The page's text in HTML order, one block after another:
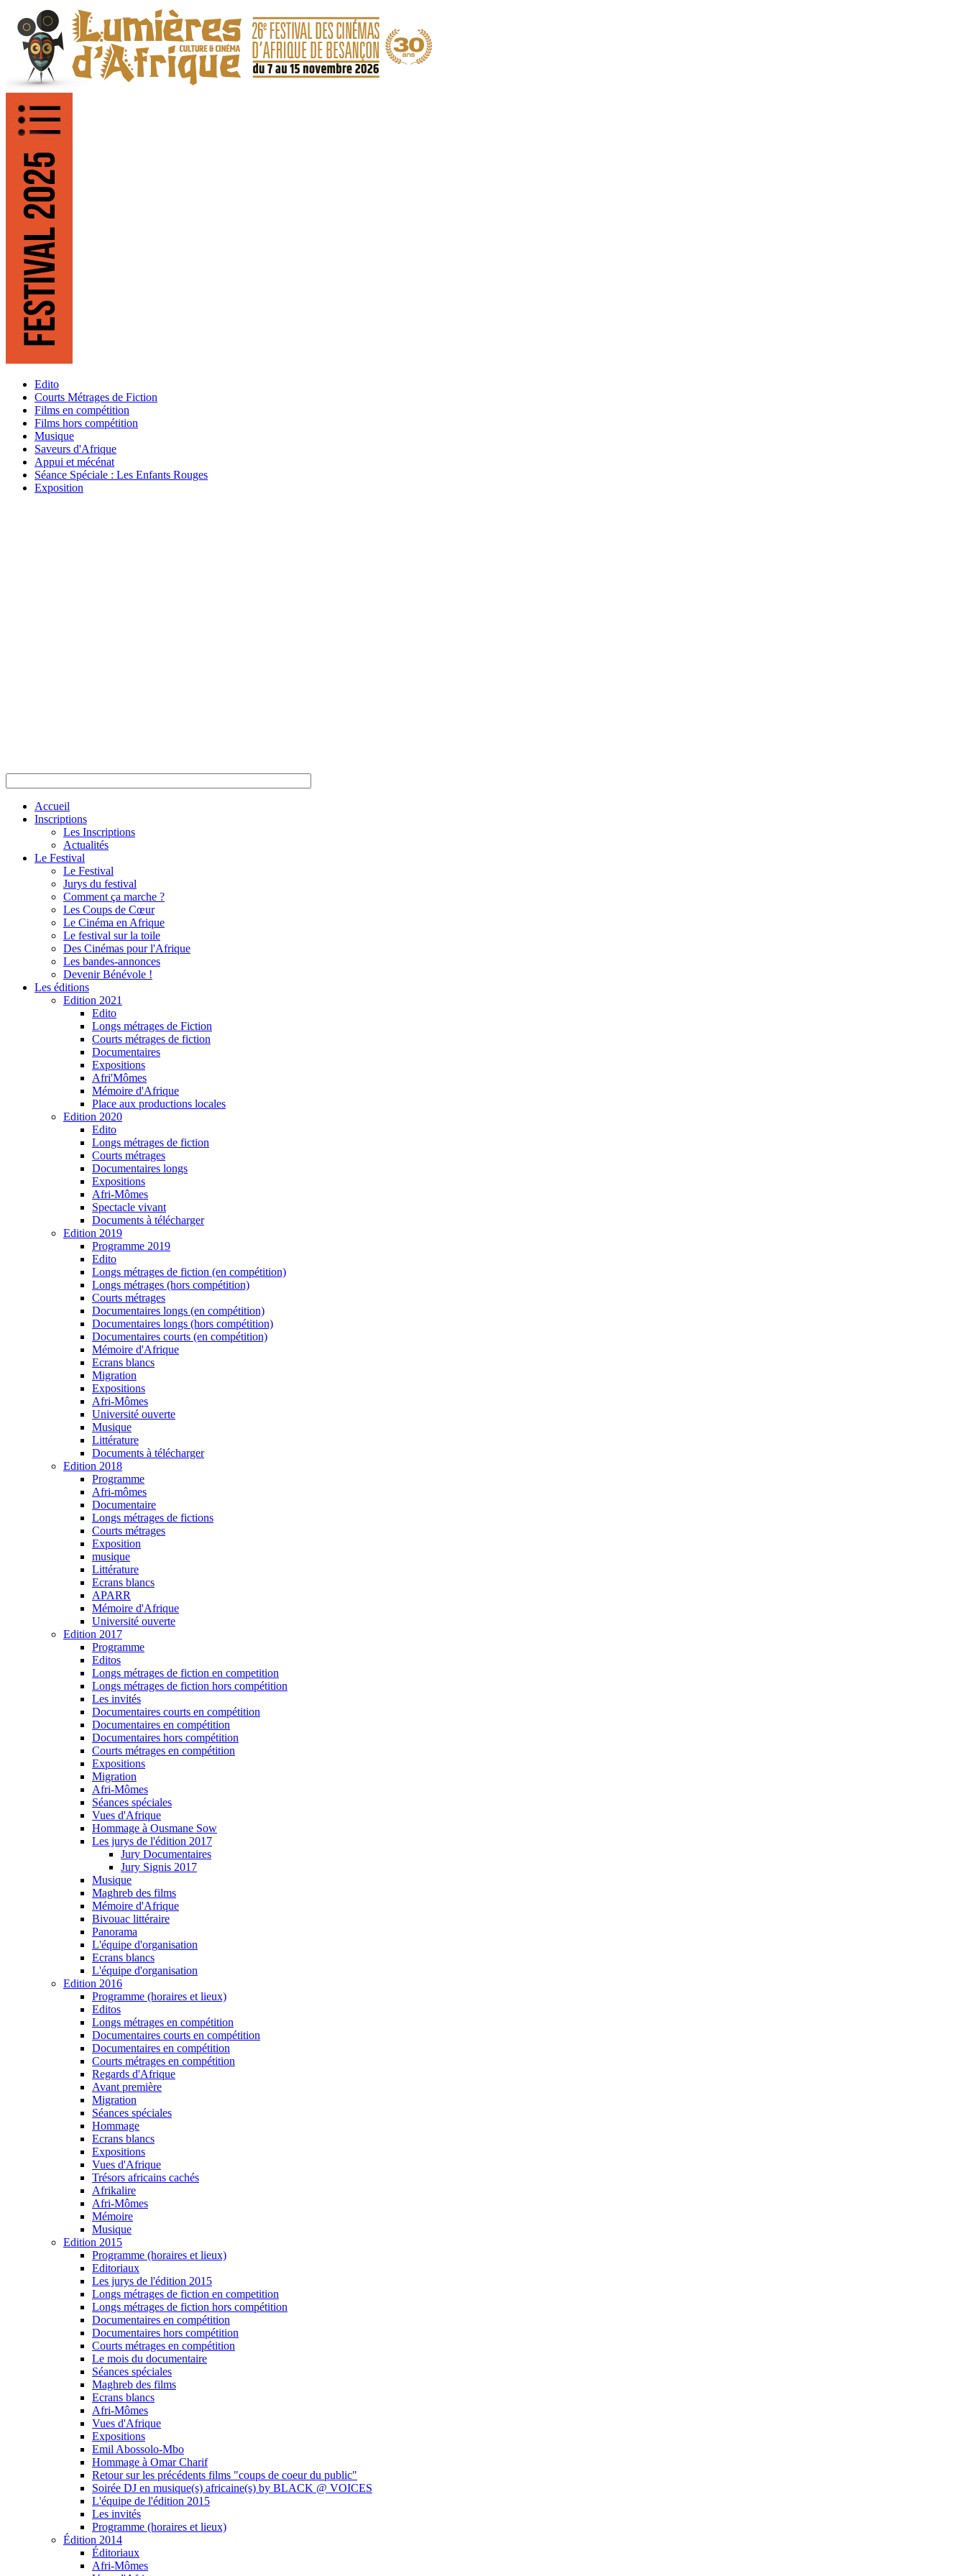
Edito
Courts Métrages de Fiction
Films en compétition
Films hors compétition
Musique
Saveurs d'Afrique
Appui et mécénat
Séance Spéciale : Les Enfants Rouges
Exposition
Accueil
Inscriptions
Les Inscriptions
Actualités
Le Festival
Le Festival
Jurys du festival
Comment ça marche ?
Les Coups de Cœur
Le Cinéma en Afrique
Le festival sur la toile
Des Cinémas pour l'Afrique
Les bandes-annonces
Devenir Bénévole !
Les éditions
Edition 2021
Edito
Longs métrages de Fiction
Courts métrages de fiction
Documentaires
Expositions
Afri'Mômes
Mémoire d'Afrique
Place aux productions locales
Edition 2020
Edito
Longs métrages de fiction
Courts métrages
Documentaires longs
Expositions
Afri-Mômes
Spectacle vivant
Documents à télécharger
Edition 2019
Programme 2019
Edito
Longs métrages de fiction (en compétition)
Longs métrages (hors compétition)
Courts métrages
Documentaires longs (en compétition)
Documentaires longs (hors compétition)
Documentaires courts (en compétition)
Mémoire d'Afrique
Ecrans blancs
Migration
Expositions
Afri-Mômes
Université ouverte
Musique
Littérature
Documents à télécharger
Edition 2018
Programme
Afri-mômes
Documentaire
Longs métrages de fictions
Courts métrages
Exposition
musique
Littérature
Ecrans blancs
APARR
Mémoire d'Afrique
Université ouverte
Edition 2017
Programme
Editos
Longs métrages de fiction en competition
Longs métrages de fiction hors compétition
Les invités
Documentaires courts en compétition
Documentaires en compétition
Documentaires hors compétition
Courts métrages en compétition
Expositions
Migration
Afri-Mômes
Séances spéciales
Vues d'Afrique
Hommage à Ousmane Sow
Les jurys de l'édition 2017
Jury Documentaires
Jury Signis 2017
Musique
Maghreb des films
Mémoire d'Afrique
Bivouac littéraire
Panorama
L'équipe d'organisation
Ecrans blancs
L'équipe d'organisation
Edition 2016
Programme (horaires et lieux)
Editos
Longs métrages en compétition
Documentaires courts en compétition
Documentaires en compétition
Courts métrages en compétition
Regards d'Afrique
Avant première
Migration
Séances spéciales
Hommage
Ecrans blancs
Expositions
Vues d'Afrique
Trésors africains cachés
Afrikalire
Afri-Mômes
Mémoire
Musique
Edition 2015
Programme (horaires et lieux)
Editoriaux
Les jurys de l'édition 2015
Longs métrages de fiction en competition
Longs métrages de fiction hors compétition
Documentaires en compétition
Documentaires hors compétition
Courts métrages en compétition
Le mois du documentaire
Séances spéciales
Maghreb des films
Ecrans blancs
Afri-Mômes
Vues d'Afrique
Expositions
Emil Abossolo-Mbo
Hommage à Omar Charif
Retour sur les précédents films "coups de coeur du public"
Soirée DJ en musique(s) africaine(s) by BLACK @ VOICES
L'équipe de l'édition 2015
Les invités
Programme (horaires et lieux)
Édition 2014
Éditoriaux
Afri-Mômes